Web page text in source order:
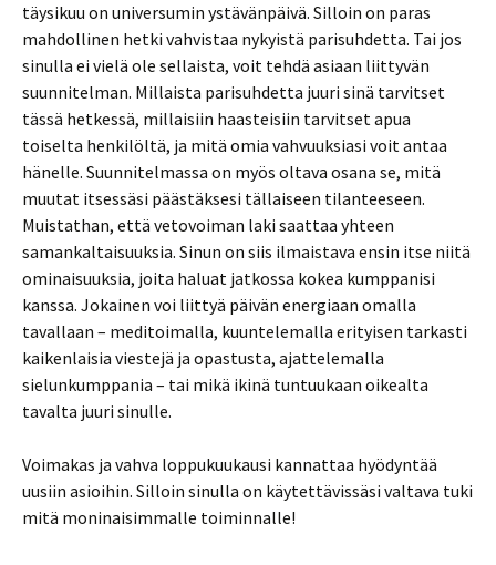
täysikuu on universumin ystävänpäivä. Silloin on paras
mahdollinen hetki vahvistaa nykyistä parisuhdetta. Tai jos
sinulla ei vielä ole sellaista, voit tehdä asiaan liittyvän
suunnitelman. Millaista parisuhdetta juuri sinä tarvitset
tässä hetkessä, millaisiin haasteisiin tarvitset apua
toiselta henkilöltä, ja mitä omia vahvuuksiasi voit antaa
hänelle. Suunnitelmassa on myös oltava osana se, mitä
muutat itsessäsi päästäksesi tällaiseen tilanteeseen.
Muistathan, että vetovoiman laki saattaa yhteen
samankaltaisuuksia. Sinun on siis ilmaistava ensin itse niitä
ominaisuuksia, joita haluat jatkossa kokea kumppanisi
kanssa. Jokainen voi liittyä päivän energiaan omalla
tavallaan – meditoimalla, kuuntelemalla erityisen tarkasti
kaikenlaisia viestejä ja opastusta, ajattelemalla
sielunkumppania – tai mikä ikinä tuntuukaan oikealta
tavalta juuri sinulle.
Voimakas ja vahva loppukuukausi kannattaa hyödyntää
uusiin asioihin. Silloin sinulla on käytettävissäsi valtava tuki
mitä moninaisimmalle toiminnalle!